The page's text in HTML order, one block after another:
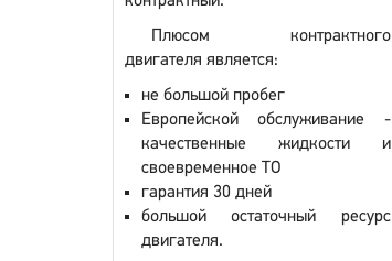
Плюсом контрактного
двигателя является:
не большой пробег
Европейской обслуживание -
качественные жидкости и
своевременное ТО
гарантия 30 дней
большой остаточный ресурс
двигателя.